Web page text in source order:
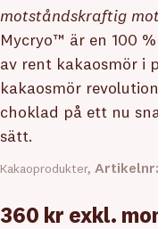
motståndskraftig
Mycryo™ är en 100
av rent kakaosmör i
kakaosmör
choklad på ett nu
sätt.
Kakaoprodukter,Artikelnr:
360 kr exkl.